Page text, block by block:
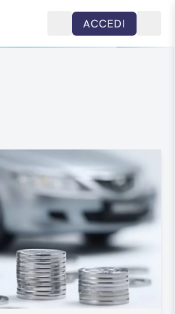
ACCEDI